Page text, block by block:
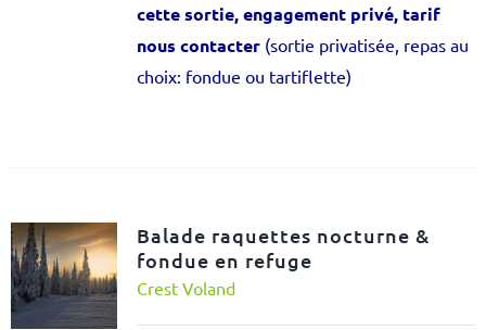
cette sortie, engagement privé, tarif
nous contacter (sortie privatisée, repas au
choix: fondue ou tartiflette)
Balade raquettes nocturne &
fondue en refuge
Crest Voland